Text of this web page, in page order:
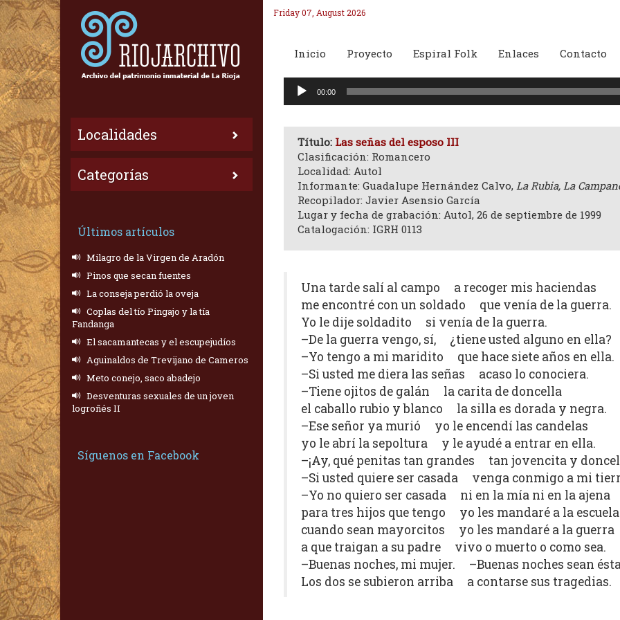
Localidades
Categorías
Últimos artículos
Milagro de la Virgen de Aradón
Pinos que secan fuentes
La conseja perdió la oveja
Coplas del tío Pingajo y la tía
Fandanga
El sacamantecas y el escupejudíos
Aguinaldos de Trevijano de Cameros
Meto conejo, saco abadejo
Desventuras sexuales de un joven
logroñés II
Síguenos en Facebook
Friday 07, August 2026
Inicio Proyecto Espiral Folk Enlaces Contacto
Reproductor
00:00
Título: Las señas del esposo III
Clasificación: Romancero
Localidad: Autol
Informante: Guadalupe Hernández Calvo, La Rubia, La
Recopilador: Javier Asensio García
Lugar y fecha de grabación: Autol, 26 de septiembre de 1999
Catalogación: IGRH 0113
Una tarde salí al campo a recoger mis haciendas
me encontré con un soldado que venía de la guerra.
Yo le dije soldadito si venía de la guerra.
–De la guerra vengo, sí, ¿tiene usted alguno en ella?
–Yo tengo a mi maridito que hace siete años en ella.
–Si usted me diera las señas acaso lo conociera.
–Tiene ojitos de galán la carita de doncella
el caballo rubio y blanco la silla es dorada y negra.
–Ese señor ya murió yo le encendí las candelas
yo le abrí la sepoltura y le ayudé a entrar en ella.
–¡Ay, qué penitas tan grandes tan jovencita y
–Si usted quiere ser casada venga conmigo a mi
–Yo no quiero ser casada ni en la mía ni en la ajena
para tres hijos que tengo yo les mandaré a la escuela
cuando sean mayorcitos yo les mandaré a la guerra
a que traigan a su padre vivo o muerto o como sea.
–Buenas noches, mi mujer. –Buenas noches sean
Los dos se subieron arriba a contarse sus tragedias.